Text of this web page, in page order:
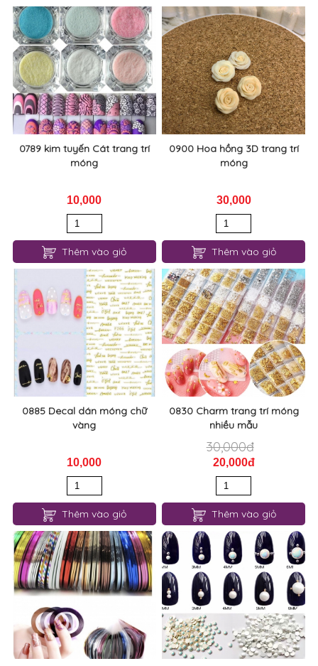
0789 kim tuyến Cát trang trí
móng
10,000
Thêm vào giỏ
0900 Hoa hồng 3D trang trí
móng
30,000
Thêm vào giỏ
0885 Decal dán móng chữ
vàng
10,000
Thêm vào giỏ
0830 Charm trang trí móng
nhiều mẫu
30,000đ
20,000đ
Thêm vào giỏ